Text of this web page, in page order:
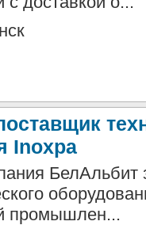
Inoxpa
БелАльбит
промышлен...